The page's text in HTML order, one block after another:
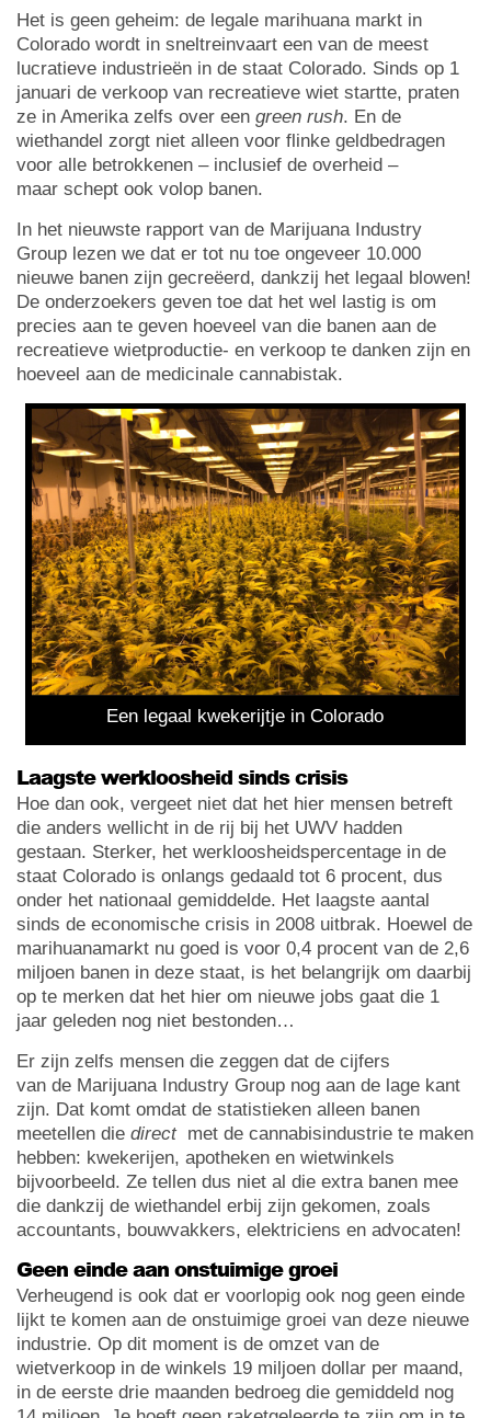
Het is geen geheim: de legale marihuana markt in
Colorado wordt in sneltreinvaart een van de meest
lucratieve industrieën in de staat Colorado. Sinds op 1
januari de verkoop van recreatieve wiet startte, praten
ze in Amerika zelfs over een green rush. En de
wiethandel zorgt niet alleen voor flinke geldbedragen
voor alle betrokkenen – inclusief de overheid –
maar schept ook volop banen.
In het nieuwste rapport van de Marijuana Industry
Group lezen we dat er tot nu toe ongeveer 10.000
nieuwe banen zijn gecreëerd, dankzij het legaal blowen!
De onderzoekers geven toe dat het wel lastig is om
precies aan te geven hoeveel van die banen aan de
recreatieve wietproductie- en verkoop te danken zijn en
hoeveel aan de medicinale cannabistak.
Een legaal kwekerijtje in Colorado
Laagste werkloosheid sinds crisis
Hoe dan ook, vergeet niet dat het hier mensen betreft
die anders wellicht in de rij bij het UWV hadden
gestaan. Sterker, het werkloosheidspercentage in de
staat Colorado is onlangs gedaald tot 6 procent, dus
onder het nationaal gemiddelde. Het laagste aantal
sinds de economische crisis in 2008 uitbrak. Hoewel de
marihuanamarkt nu goed is voor 0,4 procent van de 2,6
miljoen banen in deze staat, is het belangrijk om daarbij
op te merken dat het hier om nieuwe jobs gaat die 1
jaar geleden nog niet bestonden…
Er zijn zelfs mensen die zeggen dat de cijfers
van de Marijuana Industry Group nog aan de lage kant
zijn. Dat komt omdat de statistieken alleen banen
meetellen die directmet de cannabisindustrie te maken
hebben: kwekerijen, apotheken en wietwinkels
bijvoorbeeld. Ze tellen dus niet al die extra banen mee
die dankzij de wiethandel erbij zijn gekomen, zoals
accountants, bouwvakkers, elektriciens en advocaten!
Geen einde aan onstuimige groei
Verheugend is ook dat er voorlopig ook nog geen einde
lijkt te komen aan de onstuimige groei van deze nieuwe
industrie. Op dit moment is de omzet van de
wietverkoop in de winkels 19 miljoen dollar per maand,
in de eerste drie maanden bedroeg die gemiddeld nog